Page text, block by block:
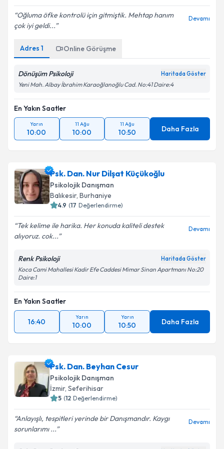
Oğluma öfke kontrolü için gitmiştik. Mehtap hanım
çok iyi geldi...
Devamı
Adres 1 Online Görüşme
Dönüşüm Psikoloji Haritada Göster
Yeni Mah. Albay İbrahim Karaoğlanoğlu Cad. No:41 Daire:4
En Yakın Saatler
Yarın
10:00
11 Ağu
10:00
11 Ağu
10:50 Daha Fazla
Psk. Dan. Nur Dilşat Küçükoğlu
Psikolojik Danışman
Balıkesir, Burhaniye
4.9 (17 Değerlendirme)
Tek kelime ile harika. Her konuda kaliteli destek
alıyoruz. cok...
Devamı
Renk Psikoloji Haritada Göster
Koca Cami Mahallesi Kadir Efe Caddesi Mimar Sinan Apartmanı No:20
Daire:1
En Yakın Saatler
16:40
Yarın
10:00
Yarın
10:50 Daha Fazla
Psk. Dan. Beyhan Cesur
Psikolojik Danışman
İzmir, Seferihisar
5 (12 Değerlendirme)
Anlayışlı, tespitleri yerinde bir Danışmandır. Kaygı
sorunlarımı ...
Devamı